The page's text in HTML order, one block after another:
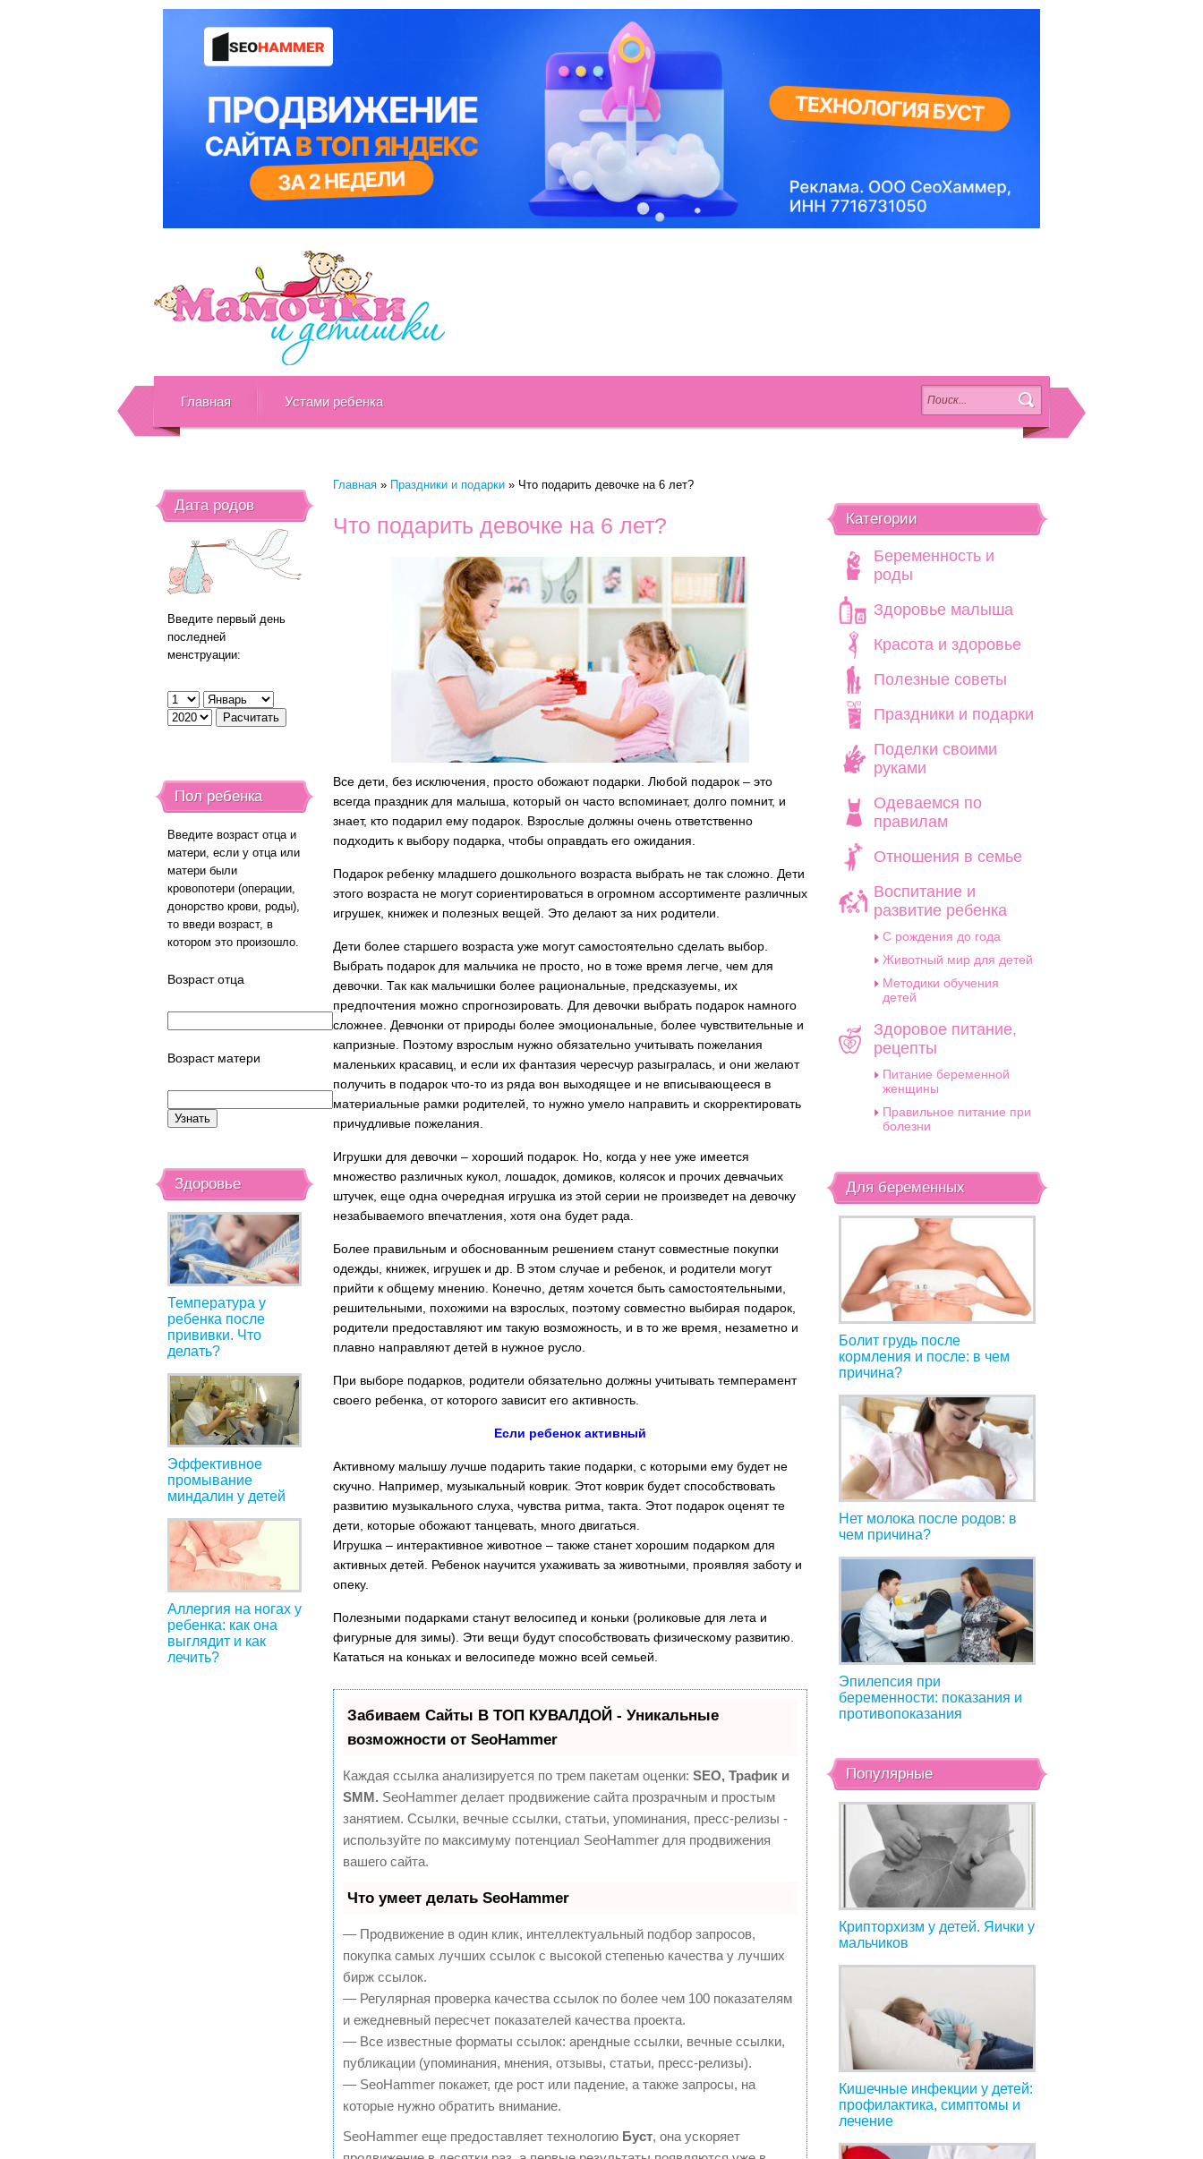
Главная Устами ребенка
Главная » Праздники и подарки » Что подарить девочке на 6 лет?
Что подарить девочке на 6 лет?
Все дети, без исключения, просто обожают подарки. Любой подарок – это
всегда праздник для малыша, который он часто вспоминает, долго помнит, и
знает, кто подарил ему подарок. Взрослые должны очень ответственно
подходить к выбору подарка, чтобы оправдать его ожидания.
Подарок ребенку младшего дошкольного возраста выбрать не так сложно. Дети
этого возраста не могут сориентироваться в огромном ассортименте различных
игрушек, книжек и полезных вещей. Это делают за них родители.
Дети более старшего возраста уже могут самостоятельно сделать выбор.
Выбрать подарок для мальчика не просто, но в тоже время легче, чем для
девочки. Так как мальчишки более рациональные, предсказуемы, их
предпочтения можно спрогнозировать. Для девочки выбрать подарок намного
сложнее. Девчонки от природы более эмоциональные, более чувствительные и
капризные. Поэтому взрослым нужно обязательно учитывать пожелания
маленьких красавиц, и если их фантазия чересчур разыгралась, и они желают
получить в подарок что-то из ряда вон выходящее и не вписывающееся в
материальные рамки родителей, то нужно умело направить и скорректировать
причудливые пожелания.
Игрушки для девочки – хороший подарок. Но, когда у нее уже имеется
множество различных кукол, лошадок, домиков, колясок и прочих девчачьих
штучек, еще одна очередная игрушка из этой серии не произведет на девочку
незабываемого впечатления, хотя она будет рада.
Более правильным и обоснованным решением станут совместные покупки
одежды, книжек, игрушек и др. В этом случае и ребенок, и родители могут
прийти к общему мнению. Конечно, детям хочется быть самостоятельными,
решительными, похожими на взрослых, поэтому совместно выбирая подарок,
родители предоставляют им такую возможность, и в то же время, незаметно и
плавно направляют детей в нужное русло.
При выборе подарков, родители обязательно должны учитывать темперамент
своего ребенка, от которого зависит его активность.
Если ребенок активный
Активному малышу лучше подарить такие подарки, с которыми ему будет не
скучно. Например, музыкальный коврик. Этот коврик будет способствовать
развитию музыкального слуха, чувства ритма, такта. Этот подарок оценят те
дети, которые обожают танцевать, много двигаться.
Игрушка – интерактивное животное – также станет хорошим подарком для
активных детей. Ребенок научится ухаживать за животными, проявляя заботу и
опеку.
Полезными подарками станут велосипед и коньки (роликовые для лета и
фигурные для зимы). Эти вещи будут способствовать физическому развитию.
Кататься на коньках и велосипеде можно всей семьей.
Забиваем Сайты В ТОП КУВАЛДОЙ - Уникальные
возможности от SeoHammer
Каждая ссылка анализируется по трем пакетам оценки:SEO, Трафик и
SMM. SeoHammer делает продвижение сайта прозрачным и простым
занятием. Ссылки, вечные ссылки, статьи, упоминания, пресс-релизы -
используйте по максимуму потенциал SeoHammer для продвижения
вашего сайта.
Что умеет делать SeoHammer
— Продвижение в один клик, интеллектуальный подбор запросов,
покупка самых лучших ссылок с высокой степенью качества у лучших
бирж ссылок.
— Регулярная проверка качества ссылок по более чем 100 показателям
и ежедневный пересчет показателей качества проекта.
— Все известные форматы ссылок: арендные ссылки, вечные ссылки,
публикации (упоминания, мнения, отзывы, статьи, пресс-релизы).
— SeoHammer покажет, где рост или падение, а также запросы, на
которые нужно обратить внимание.
SeoHammer еще предоставляет технологию Буст, она ускоряет
Дата родов
Введите первый день
последней
менструации:
Пол ребенка
Введите возраст отца и
матери, если у отца или
матери были
кровопотери (операции,
донорство крови, роды),
то введи возраст, в
котором это произошло.
Возраст отца
Возраст матери
Здоровье
Температура у
ребенка после
прививки. Что
делать?
Эффективное
промывание
миндалин у детей
Аллергия на ногах у
ребенка: как она
выглядит и как
лечить?
Категории
Беременность и
роды
Здоровье малыша
Красота и здоровье
Полезные советы
Праздники и подарки
Поделки своими
руками
Одеваемся по
правилам
Отношения в семье
Воспитание и
развитие ребенка
C рождения до года
Животный мир для детей
Методики обучения
детей
Здоровое питание,
рецепты
Питание беременной
женщины
Правильное питание при
болезни
Для беременных
Болит грудь после
кормления и после: в чем
причина?
Нет молока после родов: в
чем причина?
Эпилепсия при
беременности: показания и
противопоказания
Популярные
Крипторхизм у детей. Яички у
мальчиков
Кишечные инфекции у детей:
профилактика, симптомы и
лечение